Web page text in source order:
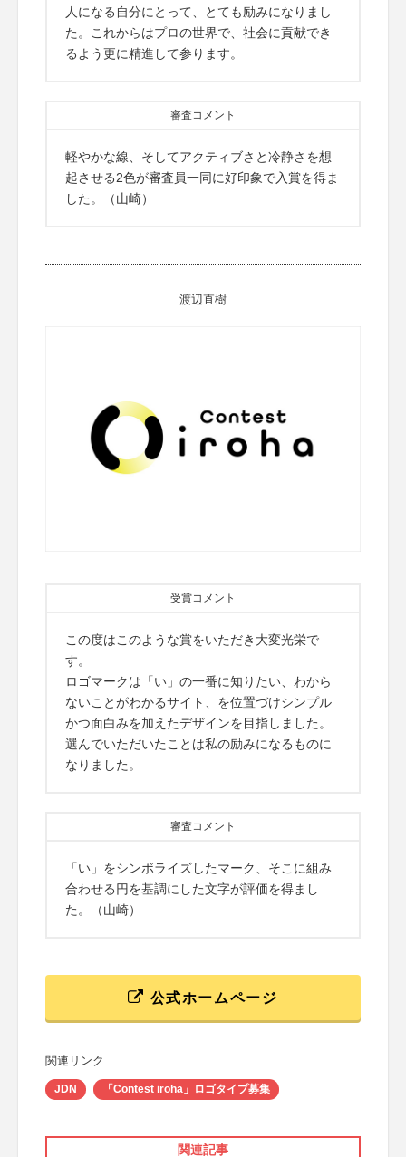
人になる自分にとって、とても励みになりまし
た。これからはプロの世界で、社会に貢献でき
るよう更に精進して参ります。
審査コメント
軽やかな線、そしてアクティブさと冷静さを想
起させる2色が審査員一同に好印象で入賞を得ま
した。（山崎）
渡辺直樹
受賞コメント
この度はこのような賞をいただき大変光栄で
す。
ロゴマークは「い」の一番に知りたい、わから
ないことがわかるサイト、を位置づけシンプル
かつ面白みを加えたデザインを目指しました。
選んでいただいたことは私の励みになるものに
なりました。
審査コメント
「い」をシンボライズしたマーク、そこに組み
合わせる円を基調にした文字が評価を得まし
た。（山崎）
公式ホームページ
関連リンク
JDN 「Contest iroha」ロゴタイプ募集
関連記事